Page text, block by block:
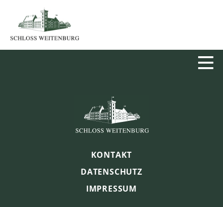
KONTAKT
DATENSCHUTZ
IMPRESSUM